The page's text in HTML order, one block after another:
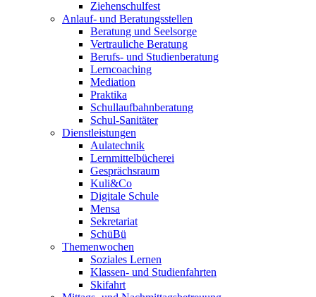
Ziehenschulfest
Anlauf- und Beratungsstellen
Beratung und Seelsorge
Vertrauliche Beratung
Berufs- und Studienberatung
Lerncoaching
Mediation
Praktika
Schullaufbahnberatung
Schul-Sanitäter
Dienstleistungen
Aulatechnik
Lernmittelbücherei
Gesprächsraum
Kuli&Co
Digitale Schule
Mensa
Sekretariat
SchüBü
Themenwochen
Soziales Lernen
Klassen- und Studienfahrten
Skifahrt